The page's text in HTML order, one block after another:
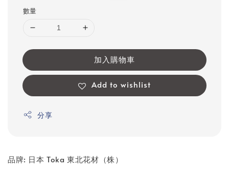
數量
加入購物車
Add to wishlist
分享
品牌: 日本 Toka 東北花材（株）